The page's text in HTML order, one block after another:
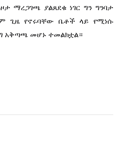
ማረጋገጫ ያልጸደቁ ነገር ግን ግንባታ
ጊዜ የኖሩባቸው ቤቶች ላይ የሚነሱ
አቅጣጫ መሆኑ ተመልክቷል።